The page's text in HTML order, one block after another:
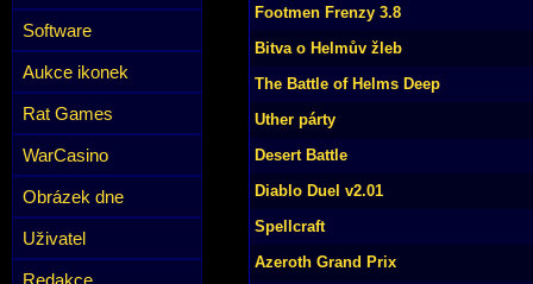
Software
Aukce ikonek
Rat Games
WarCasino
Obrázek dne
Uživatel
Redakce
Footmen Frenzy 3.8
Bitva o Helmův žleb
The Battle of Helms Deep
Uther párty
Desert Battle
Diablo Duel v2.01
Spellcraft
Azeroth Grand Prix